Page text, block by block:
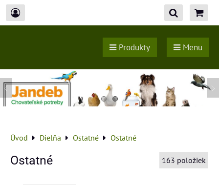
Produkty Menu
Úvod Dielňa Ostatné Ostatné
Ostatné 163 položiek